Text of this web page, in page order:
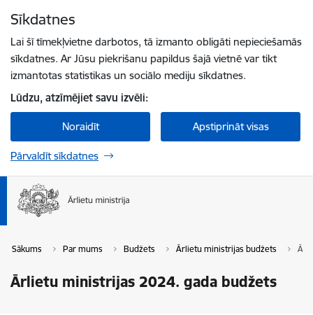
Sīkdatnes
Lai šī tīmekļvietne darbotos, tā izmanto obligāti nepieciešamās
sīkdatnes. Ar Jūsu piekrišanu papildus šajā vietnē var tikt
izmantotas statistikas un sociālo mediju sīkdatnes.
Lūdzu, atzīmējiet savu izvēli:
Noraidīt Apstiprināt visas
Pārvaldīt sīkdatnes
Sākums Par mums Budžets Ārlietu ministrijas budžets
Ārlietu ministrijas 2024. gada budžets